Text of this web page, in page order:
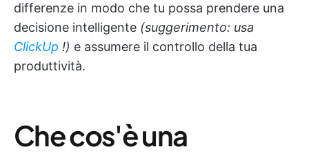
differenze in modo che tu possa prendere una
decisione intelligente (suggerimento: usa
ClickUp !) e assumere il controllo della tua
produttività.
Che cos'è una